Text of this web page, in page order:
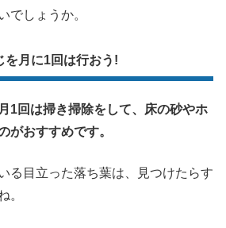
でしょうか。
を月に1回は行おう!
1回は掃き掃除をして、床の砂やホ
がおすすめです。
る目立った落ち葉は、見つけたらす
。